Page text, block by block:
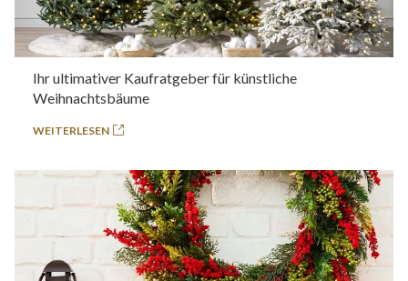
Ihr ultimativer Kaufratgeber für künstliche
Weihnachtsbäume
WEITERLESEN